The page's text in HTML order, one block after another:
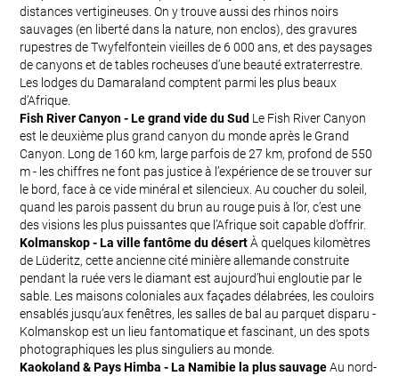
distances vertigineuses. On y trouve aussi des rhinos noirs
sauvages (en liberté dans la nature, non enclos), des gravures
rupestres de Twyfelfontein vieilles de 6 000 ans, et des paysages
de canyons et de tables rocheuses d’une beauté extraterrestre.
Les lodges du Damaraland comptent parmi les plus beaux
d’Afrique.
Fish River Canyon - Le grand vide du Sud Le Fish River Canyon
est le deuxième plus grand canyon du monde après le Grand
Canyon. Long de 160 km, large parfois de 27 km, profond de 550
m - les chiffres ne font pas justice à l’expérience de se trouver sur
le bord, face à ce vide minéral et silencieux. Au coucher du soleil,
quand les parois passent du brun au rouge puis à l’or, c’est une
des visions les plus puissantes que l’Afrique soit capable d’offrir.
Kolmanskop - La ville fantôme du désertÀ quelques kilomètres
de Lüderitz, cette ancienne cité minière allemande construite
pendant la ruée vers le diamant est aujourd’hui engloutie par le
sable. Les maisons coloniales aux façades délabrées, les couloirs
ensablés jusqu’aux fenêtres, les salles de bal au parquet disparu -
Kolmanskop est un lieu fantomatique et fascinant, un des spots
photographiques les plus singuliers au monde.
Kaokoland & Pays Himba - La Namibie la plus sauvageAu nord-